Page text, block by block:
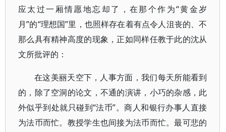
应太过一厢情愿地忘却了，在那个作为“黄金岁
月”的“理想国”里，也照样存在着有点令人沮丧的、不
那么具有精神高度的现象，正如同样任教于此的沈从
文所批评的：
在这美丽天空下，人事方面，我们每天所能看到
的，除了空洞的论文，不通的演讲，小巧的杂感，此
外似乎到处就只碰到“法币”。商人和银行办事人直接
为法币而忙。教授学生也间接为法币而忙。最可悲的